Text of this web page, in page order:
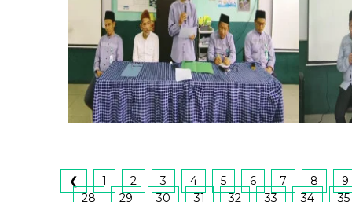
❮ 1 2 3 4 5 6 7 8
9
28
29 30 31 32 33 34
35